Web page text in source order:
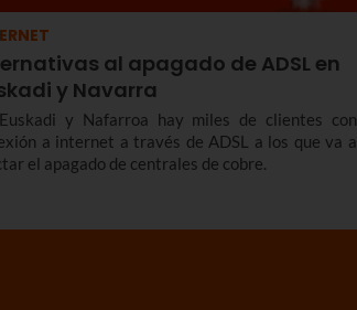
al apagado de ADSL en
y Navarra
y Nafarroa hay miles de clientes con
a internet a través de ADSL a los que va a
el apagado de centrales de cobre.